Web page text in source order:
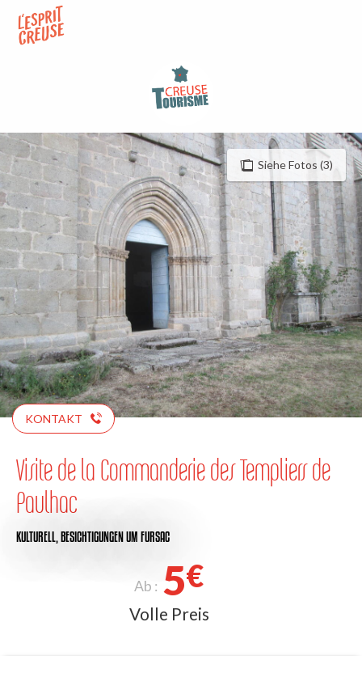
contenu
Siehe Fotos (3)
KONTAKT
Visite de la Commanderie des Templiers de
Paulhac
KULTURELL, BESICHTIGUNGENUM FURSAC
Ab : 5€
Volle Preis